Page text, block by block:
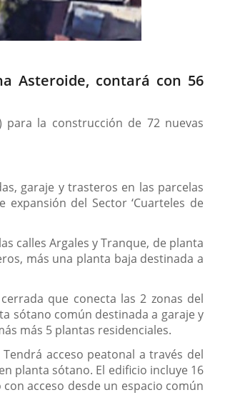
Asteroide, contará con 56
la construcción de 72 nuevas
garaje y trasteros en las parcelas
del Sector ‘Cuarteles de
calles Argales y Tranque, de planta
más una planta baja destinada a
que conecta las 2 zonas del
sótano común destinada a garaje y
más 5 plantas residenciales.
acceso peatonal a través del
planta sótano. El edificio incluye 16
acceso desde un espacio común